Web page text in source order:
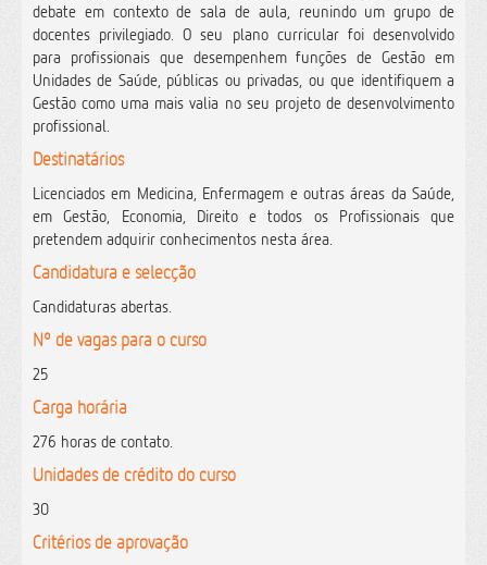
debate em contexto de sala de aula, reunindo um grupo de
docentes privilegiado.O seu plano curricular foi desenvolvido
para profissionais que desempenhem funções de Gestão em
Unidades de Saúde, públicas ou privadas, ou que identifiquem a
Gestão como uma mais valia no seu projeto de desenvolvimento
profissional.
Destinatários
Licenciados em Medicina, Enfermagem e outras áreas da Saúde,
em Gestão, Economia, Direito e todos os Profissionais que
pretendem adquirir conhecimentos nesta área.
Candidatura e selecção
Candidaturas abertas.
Nº de vagas para o curso
25
Carga horária
276 horas de contato.
Unidades de crédito do curso
30
Critérios de aprovação